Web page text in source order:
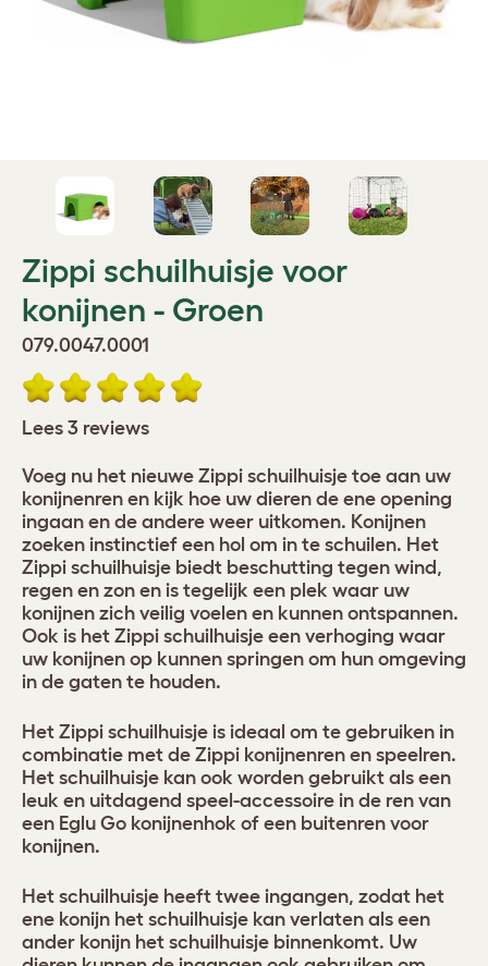
Zippi schuilhuisje voor
konijnen - Groen
079.0047.0001
Lees 3 reviews
Voeg nu het nieuwe Zippi schuilhuisje toe aan uw
konijnenren en kijk hoe uw dieren de ene opening
ingaan en de andere weer uitkomen. Konijnen
zoeken instinctief een hol om in te schuilen. Het
Zippi schuilhuisje biedt beschutting tegen wind,
regen en zon en is tegelijk een plek waar uw
konijnen zich veilig voelen en kunnen ontspannen.
Ook is het Zippi schuilhuisje een verhoging waar
uw konijnen op kunnen springen om hun omgeving
in de gaten te houden.
Het Zippi schuilhuisje is ideaal om te gebruiken in
combinatie met de Zippi konijnenren en speelren.
Het schuilhuisje kan ook worden gebruikt als een
leuk en uitdagend speel-accessoire in de ren van
een Eglu Go konijnenhok of een buitenren voor
konijnen.
Het schuilhuisje heeft twee ingangen, zodat het
ene konijn het schuilhuisje kan verlaten als een
ander konijn het schuilhuisje binnenkomt. Uw